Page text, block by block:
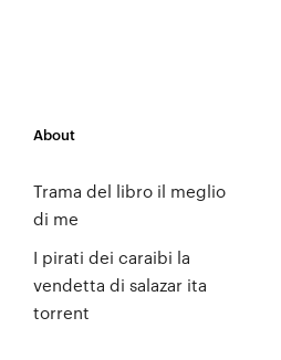
About
Trama del libro il meglio
di me
I pirati dei caraibi la
vendetta di salazar ita
torrent